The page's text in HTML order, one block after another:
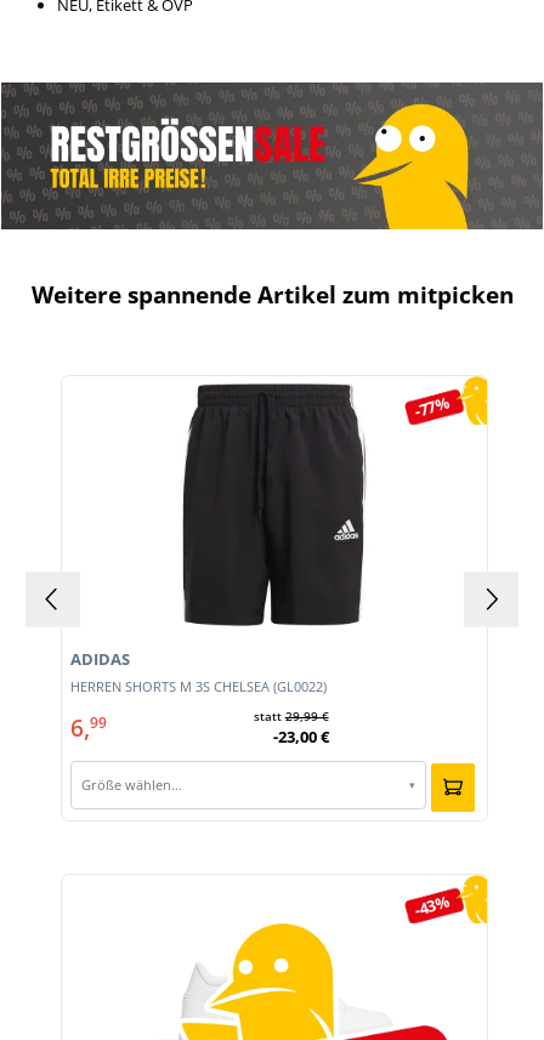
NEU, Etikett & OVP
Weitere spannende Artikel zum mitpicken
Produktgalerie überspringen
-77%
HERREN SHORTS M 3S CHELSEA (GL0022)
ADIDAS
6,99 statt29,99 €
-23,00 €
Größe wählen… ▾
-43%